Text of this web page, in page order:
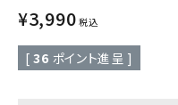
¥3,990 税込
[ 36 ポイント進呈 ]